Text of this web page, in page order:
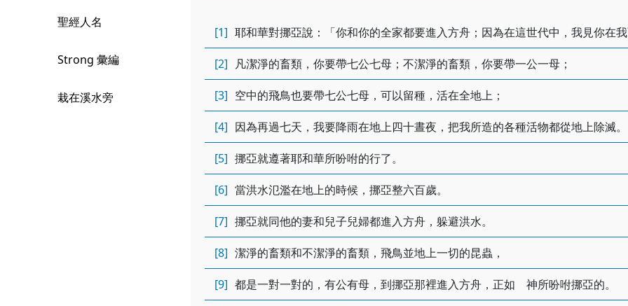
聖經人名
Strong 彙編
栽在溪水旁
[1] 耶和華對挪亞說：「你和你的全家都要進入方舟；因為在這世代中，我見你在
[2] 凡潔淨的畜類，你要帶七公七母；不潔淨的畜類，你要帶一公一母；
[3] 空中的飛鳥也要帶七公七母，可以留種，活在全地上；
[4] 因為再過七天，我要降雨在地上四十晝夜，把我所造的各種活物都從地上除滅
[5] 挪亞就遵著耶和華所吩咐的行了。
[6] 當洪水氾濫在地上的時候，挪亞整六百歲。
[7] 挪亞就同他的妻和兒子兒婦都進入方舟，躲避洪水。
[8] 潔淨的畜類和不潔淨的畜類，飛鳥並地上一切的昆蟲，
[9] 都是一對一對的，有公有母，到挪亞那裡進入方舟，正如 神所吩咐挪亞的。